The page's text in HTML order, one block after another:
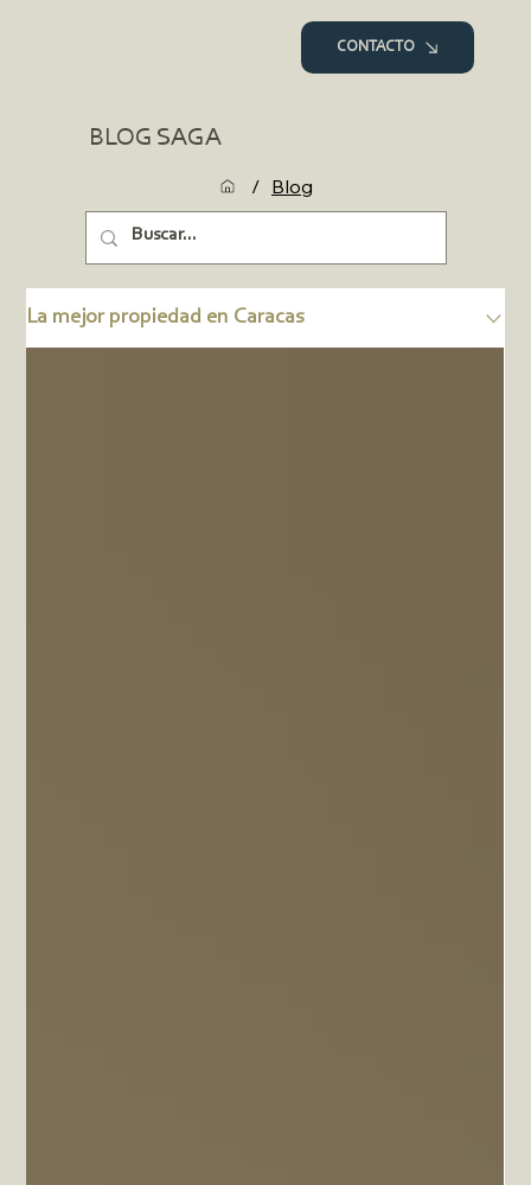
CONTACTO
BLOG SAGA
/ Blog
La mejor propiedad en Caracas